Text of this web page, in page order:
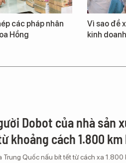
các pháp nhân
Hồng
Vì sao đề
kinh
Dobot của nhà sản
khoảng cách 1.800 km
Trung Quốc nấu bít tết từ cách xa 1.800